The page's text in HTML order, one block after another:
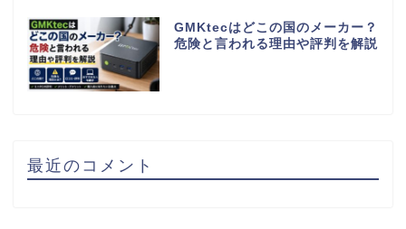
GMKtecはどこの国のメーカー？
危険と言われる理由や評判を解説
最近のコメント